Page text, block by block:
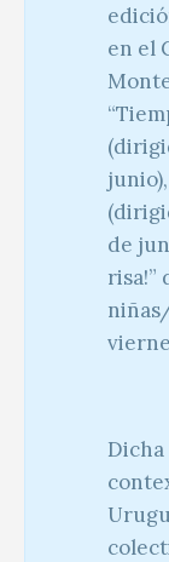
en el
de
risa!”